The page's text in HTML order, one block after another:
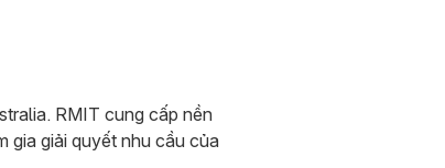
RMIT cung cấp nền
gia giải quyết nhu cầu của